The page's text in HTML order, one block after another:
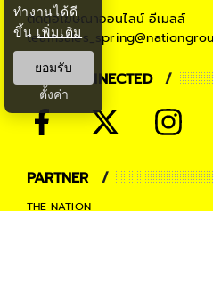
ติดต่อโฆษณาออนไลน์ อีเมลล์
STAY CONNECTED
PARTNER
THE NATION
ทำงานได้ดี
ขึ้นเพิ่มเติม
ยอมรับ
ตั้งค่า